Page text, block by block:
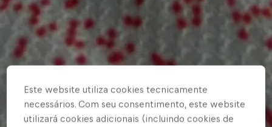
Este website utiliza cookies tecnicamente
necessários. Com seu consentimento, este website
utilizará cookies adicionais (incluindo cookies de